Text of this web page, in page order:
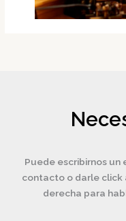
Puede escribirnos
contacto o darle click
derecha para